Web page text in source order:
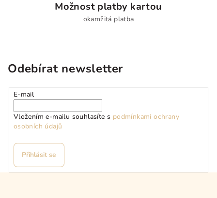
ý
p
Možnost platby kartou
okamžitá platba
Odebírat newsletter
E-mail
Vložením e-mailu souhlasíte s podmínkami ochrany
osobních údajů
Přihlásit se